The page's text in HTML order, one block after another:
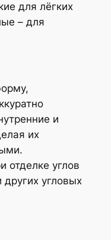
для лёгких
– для
и
их
отделке углов
других угловых